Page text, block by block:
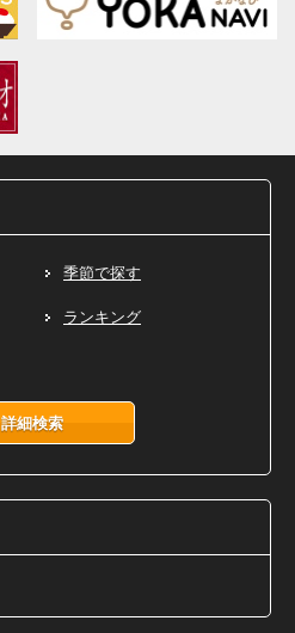
季節で探す
ランキング
詳細検索